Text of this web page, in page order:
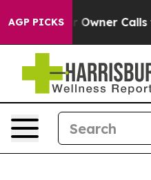
AGP PICKS
Owner Calls the